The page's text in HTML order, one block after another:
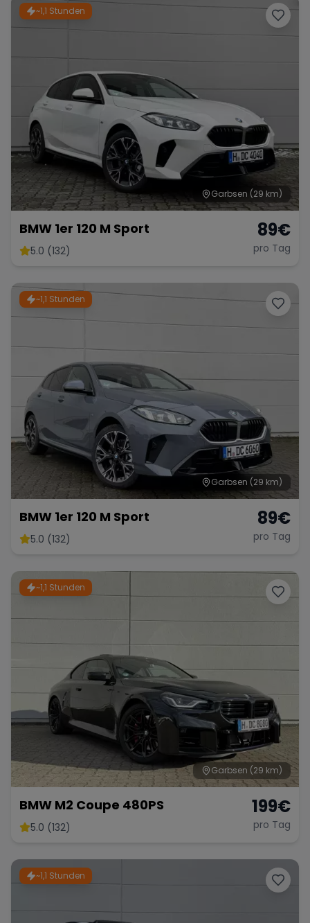
~1,1 Stunden
Garbsen (29 km)
BMW 1er 120 M Sport
5.0 (132)
89€
pro Tag
~1,1 Stunden
Garbsen (29 km)
BMW 1er 120 M Sport
5.0 (132)
89€
pro Tag
~1,1 Stunden
Garbsen (29 km)
BMW M2 Coupe 480PS
5.0 (132)
199€
pro Tag
~1,1 Stunden